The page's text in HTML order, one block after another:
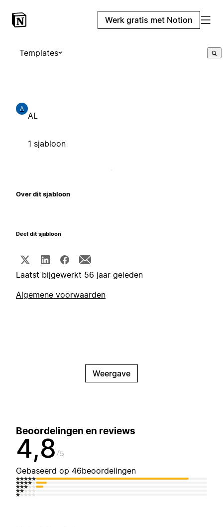
Werk gratis met Notion
Templates
A
AL
1 sjabloon
Over dit sjabloon
Deel dit sjabloon
Laatst bijgewerkt 56 jaar geleden
Algemene voorwaarden
Weergave
Beoordelingen en reviews
4,8 5
Gebaseerd op 46beoordelingen